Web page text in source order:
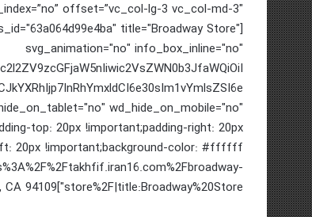
title="Broadway Store"
svg_animation="no" info_box_inline="no"
wd_hide_on_mobile="no"
top: 20px !important;padding-right: 20px
20px !important;background-color: #ffffff
store%2F|title:Broadway%20Store"]1260 Broadway, San Francisco, CA 94109